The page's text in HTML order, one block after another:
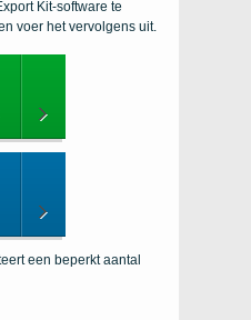
Kit-software te
voer het vervolgens uit.
een beperkt aantal